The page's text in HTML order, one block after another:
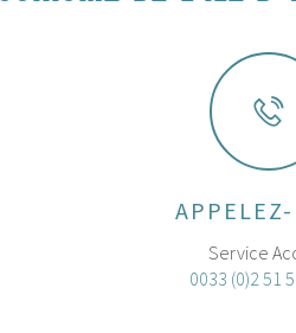
Service
0033 (0)2 51